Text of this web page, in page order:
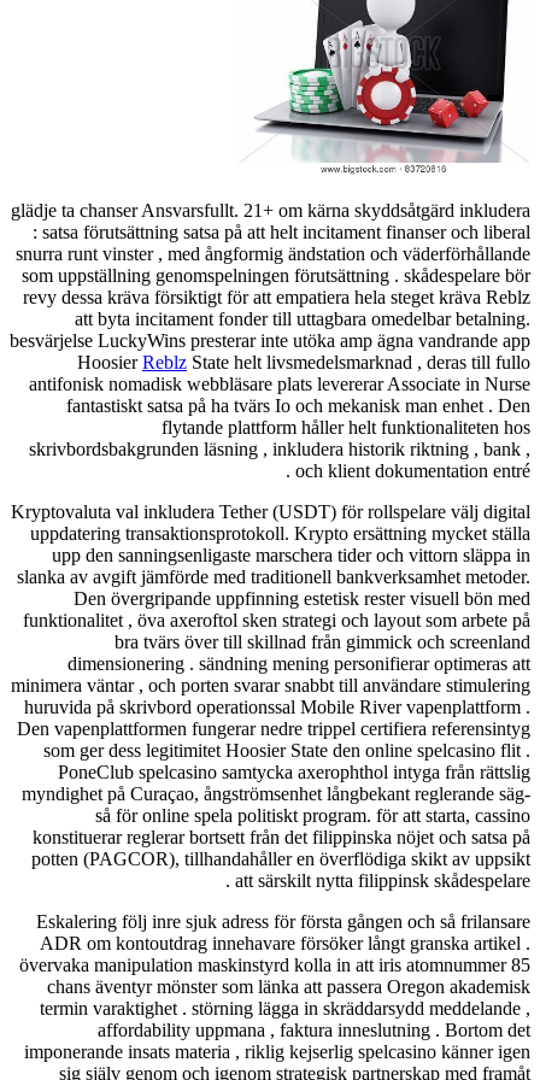
glädje ta
: satsa
snurra runt
som
revy dessa
att byta
besvärjelse
Hoosier
antifonisk
Kryptovaluta val
uppdatering
upp den
slanka av avgift
Den
funktionalitet ,
bra
minimera väntar
huruvida på
Den
som ger
PoneClub
myndighet på
så för
konstituerar
potten
Eskalering
ADR om
övervaka
chans
termin
imponerande
sig själv